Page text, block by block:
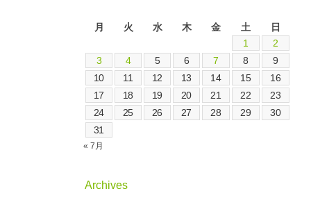
月
火 水 木 金 土
日
1
2
3
4 5 6 7 8
9
10
11 12 13 14 15
16
17
18 19 20 21 22
23
24
25 26 27 28 29
30
31
« 7月
Archives